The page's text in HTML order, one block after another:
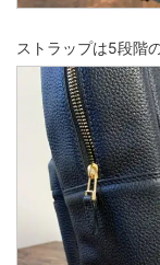
ストラップは5段階